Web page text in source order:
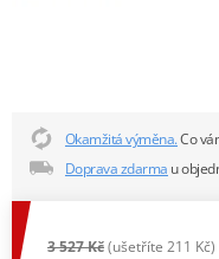
Okamžitá výměna.Co
Doprava zdarma u
3 527 Kč(ušetříte 211 Kč)